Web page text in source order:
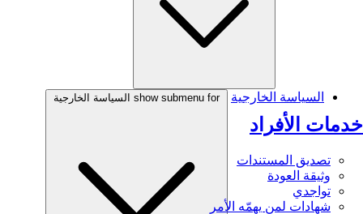
خدمات الأفراد
تصديق المستندات
وثيقة العودة
تواجدي
شهادات لمن يهمّه الأمر
السياسة الخارجية show submenu for السياسة الخارجية